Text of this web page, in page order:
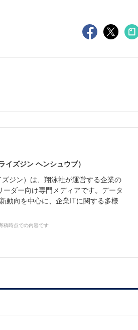
ズジン ヘンシュウブ）
ジン）は、翔泳社が運営する企業の
ダー向け専門メディアです。データ
動向を中心に、企業ITに関する多様
稿時点での内容です